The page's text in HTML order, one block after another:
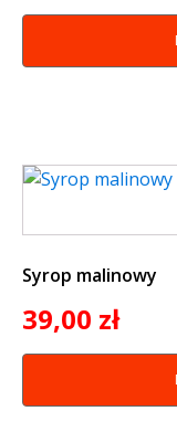
Syrop malinowy
39,00 zł